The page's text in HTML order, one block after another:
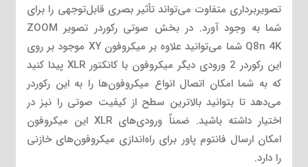
تصویربرداری متفاوت می‌تواند تأثیر بصری قابل‌توجهی را برای
شما به وجود آورد. در بخش صوتی رکوردر تصویر ZOOM
Q8n 4K شما می‌توانید علاوه بر میکروفون XY موجود بر روی
این رکوردر 2 ورودی دیگر میکروفون با کانکتور XLR پیدا کنید
که به شما امکان اتصال انواع میکروفون‌ها را به این رکوردر
می‌دهد تا بتوانید بالاترین سطح از کیفیت صوتی را نیز در
اختیار داشته باشید. ضمناً ورودی‌های XLR این میکروفون
امکان ارسال فانتوم پاور برای راه‌اندازی میکروفون‌های خازنی
را دارد.